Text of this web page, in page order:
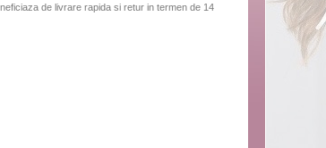
de livrare rapida si retur in termen de 14